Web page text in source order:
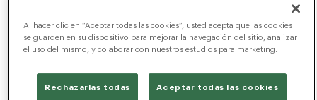
Queremos que todos los que visiten el sitio web
Radancy.comse sientan bienvenidos y encuentren la
Al hacer clic en “Aceptar todas las cookies”, usted acepta que las cookies
se guarden en su dispositivo para mejorar la navegación del sitio, analizar
el uso del mismo, y colaborar con nuestros estudios para marketing.
Rechazarlas todas Aceptar todas las cookies